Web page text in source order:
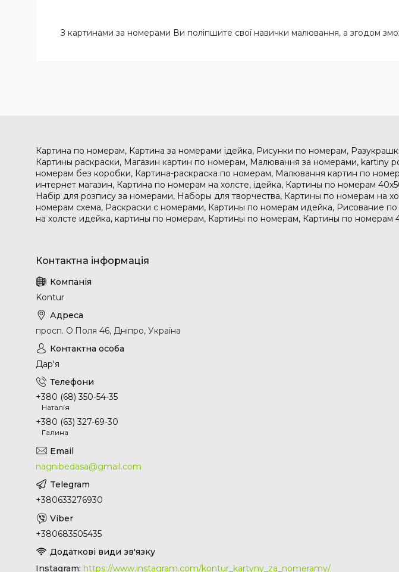
З картинами за номерами Ви поліпшите свої навички малювання, а згодом
Картина по номерам, Картина за номерами ідейка, Рисунки по номерам,
Картины раскраски, Магазин картин по номерам, Малювання за номерами,
номерам без коробки, Картина-раскраска по номерам, Малювання картин по
интернет магазин, Картина по номерам на холсте, ідейка, Картины по номерам
Набір для розпису за номерами, Наборы для творчества, Картины по номерам на
номерам схема, Раскраски с номерами, Картины по номерам идейка, Рисование
на холсте идейка, картины по номерам, Картины по номерам, Картины по номерам
Kontur
просп. О.Поля 46, Дніпро, Україна
Дар'я
+380 (68) 350-54-35
Наталія
+380 (63) 327-69-30
Галина
nagnibedasa@gmail.com
+380633276930
+380683505435
Instagram https://www.instagram.com/kontur_kartyny_za_nomeramy/